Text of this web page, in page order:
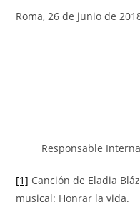
Roma, 26 de junio de
Responsable
[1] Canción de Eladia
musical: Honrar la vida.